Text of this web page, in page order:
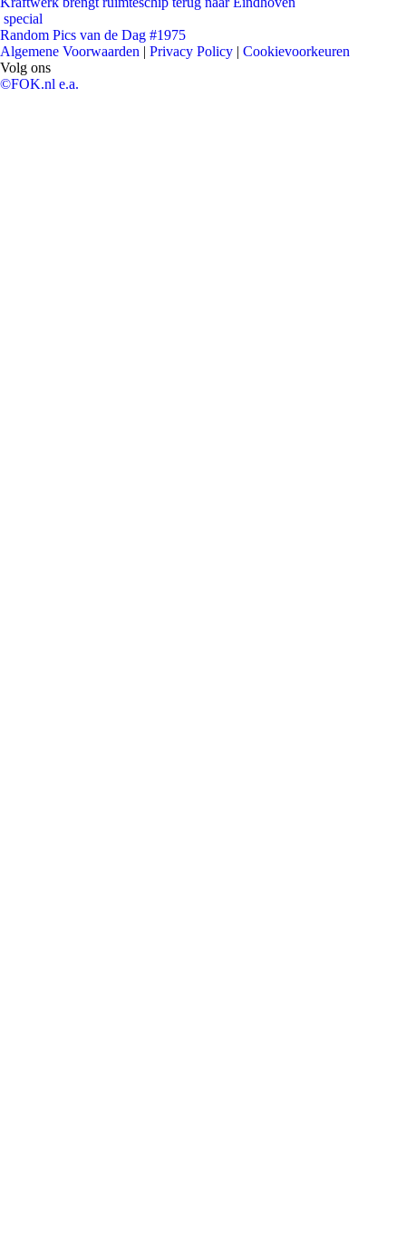
special
Random Pics van de Dag #1975
Algemene Voorwaarden | Privacy Policy | Cookievoorkeuren
Volg ons
©FOK.nl e.a.